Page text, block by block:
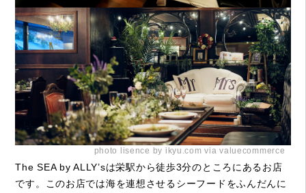
photo lisence by ikyu.com via valuecommerce
The SEA by ALLY’sは栄駅から徒歩3分のところにあるお店
です。このお店では海を連想させるシーフードをふんだんに